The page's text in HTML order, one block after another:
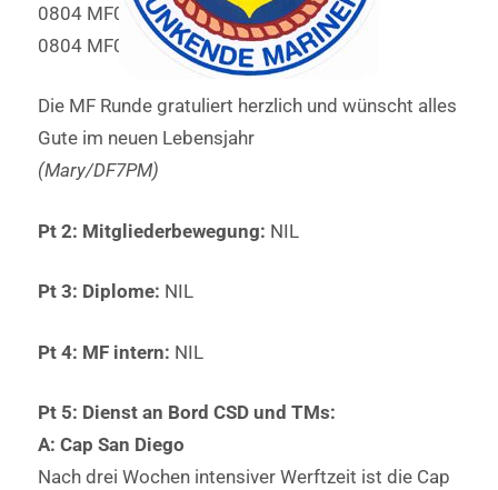
0804 MF0776 DF6LP Jutta
0804 MF0969 GØELZ Bill
Die MF Runde gratuliert herzlich und wünscht alles
Gute im neuen Lebensjahr
(Mary/DF7PM)
Pt 2: Mitgliederbewegung: NIL
Pt 3: Diplome: NIL
Pt 4: MF intern: NIL
Pt 5: Dienst an Bord CSD und TMs:
A: Cap San Diego
Nach drei Wochen intensiver Werftzeit ist die Cap